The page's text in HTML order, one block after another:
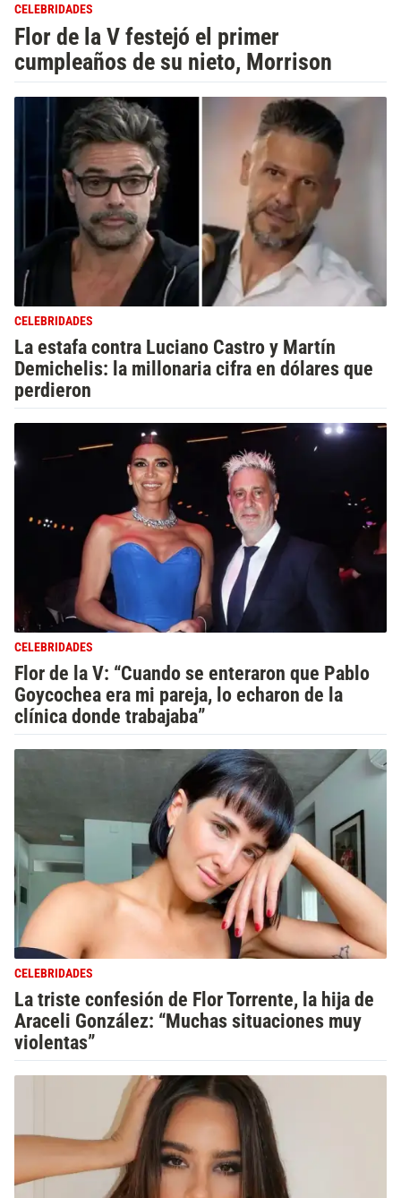
CELEBRIDADES
Flor de la V festejó el primer
cumpleaños de su nieto, Morrison
CELEBRIDADES
La estafa contra Luciano Castro y Martín
Demichelis: la millonaria cifra en dólares que
perdieron
CELEBRIDADES
Flor de la V: “Cuando se enteraron que Pablo
Goycochea era mi pareja, lo echaron de la
clínica donde trabajaba”
CELEBRIDADES
La triste confesión de Flor Torrente, la hija de
Araceli González: “Muchas situaciones muy
violentas”